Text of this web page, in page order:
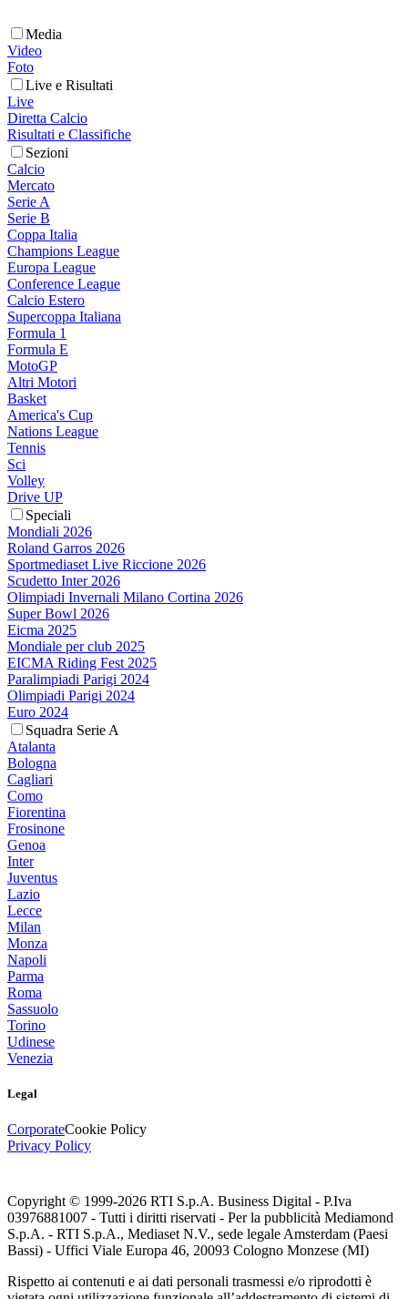
Media
Video
Foto
Live e Risultati
Live
Diretta Calcio
Risultati e Classifiche
Sezioni
Calcio
Mercato
Serie A
Serie B
Coppa Italia
Champions League
Europa League
Conference League
Calcio Estero
Supercoppa Italiana
Formula 1
Formula E
MotoGP
Altri Motori
Basket
America's Cup
Nations League
Tennis
Sci
Volley
Drive UP
Speciali
Mondiali 2026
Roland Garros 2026
Sportmediaset Live Riccione 2026
Scudetto Inter 2026
Olimpiadi Invernali Milano Cortina 2026
Super Bowl 2026
Eicma 2025
Mondiale per club 2025
EICMA Riding Fest 2025
Paralimpiadi Parigi 2024
Olimpiadi Parigi 2024
Euro 2024
Squadra Serie A
Atalanta
Bologna
Cagliari
Como
Fiorentina
Frosinone
Genoa
Inter
Juventus
Lazio
Lecce
Milan
Monza
Napoli
Parma
Roma
Sassuolo
Torino
Udinese
Venezia
Legal
CorporateCookie Policy
Privacy Policy
Copyright © 1999-2026 RTI S.p.A. Business Digital - P.Iva
03976881007 - Tutti i diritti riservati - Per la pubblicità Mediamond
S.p.A. - RTI S.p.A., Mediaset N.V., sede legale Amsterdam (Paesi
Bassi) - Uffici Viale Europa 46, 20093 Cologno Monzese (MI)
Rispetto ai contenuti e ai dati personali trasmessi e/o riprodotti è